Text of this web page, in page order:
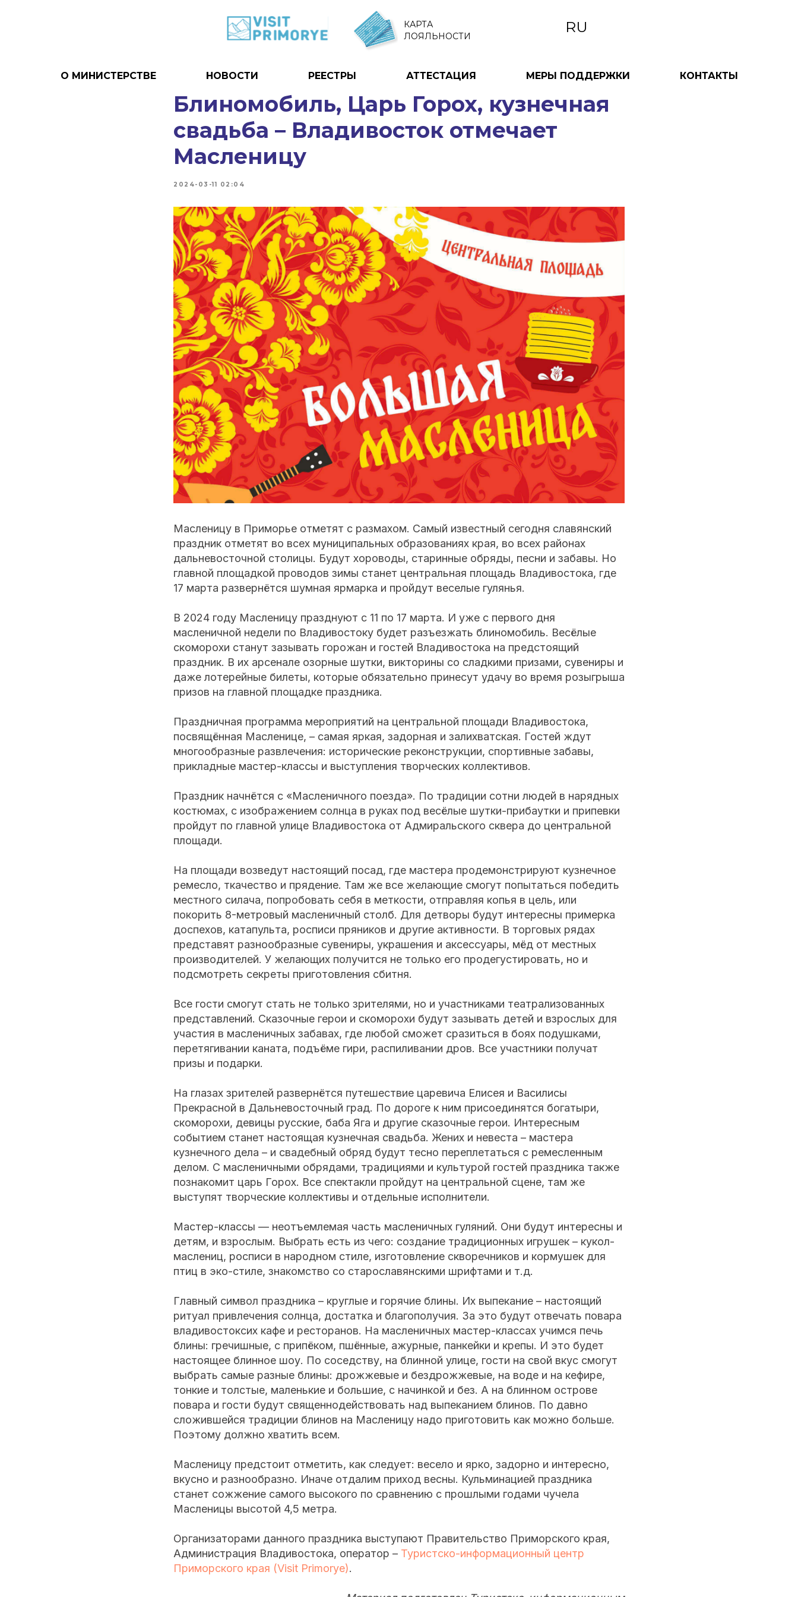
RU
КАРТА
ЛОЯЛЬНОСТИ
О МИНИСТЕРСТВЕ НОВОСТИ РЕЕСТРЫ АТТЕСТАЦИЯ МЕРЫ ПОДДЕРЖКИ КОНТАКТЫ
Блиномобиль, Царь Горох, кузнечная
свадьба – Владивосток отмечает
Масленицу
2024-03-11 02:04
Масленицу в Приморье отметят с размахом. Самый известный сегодня славянский
праздник отметят во всех муниципальных образованиях края, во всех районах
дальневосточной столицы. Будут хороводы, старинные обряды, песни и забавы. Но
главной площадкой проводов зимы станет центральная площадь Владивостока, где
17 марта развернётся шумная ярмарка и пройдут веселые гулянья.
В 2024 году Масленицу празднуют с 11 по 17 марта. И уже с первого дня
масленичной недели по Владивостоку будет разъезжать блиномобиль. Весёлые
скоморохи станут зазывать горожан и гостей Владивостока на предстоящий
праздник. В их арсенале озорные шутки, викторины со сладкими призами, сувениры и
даже лотерейные билеты, которые обязательно принесут удачу во время розыгрыша
призов на главной площадке праздника.
Праздничная программа мероприятий на центральной площади Владивостока,
посвящённая Масленице, – самая яркая, задорная и залихватская. Гостей ждут
многообразные развлечения: исторические реконструкции, спортивные забавы,
прикладные мастер-классы и выступления творческих коллективов.
Праздник начнётся с «Масленичного поезда». По традиции сотни людей в нарядных
костюмах, с изображением солнца в руках под весёлые шутки-прибаутки и припевки
пройдут по главной улице Владивостока от Адмиральского сквера до центральной
площади.
На площади возведут настоящий посад, где мастера продемонстрируют кузнечное
ремесло, ткачество и прядение. Там же все желающие смогут попытаться победить
местного силача, попробовать себя в меткости, отправляя копья в цель, или
покорить 8-метровый масленичный столб. Для детворы будут интересны примерка
доспехов, катапульта, росписи пряников и другие активности. В торговых рядах
представят разнообразные сувениры, украшения и аксессуары, мёд от местных
производителей. У желающих получится не только его продегустировать, но и
подсмотреть секреты приготовления сбитня.
Все гости смогут стать не только зрителями, но и участниками театрализованных
представлений. Сказочные герои и скоморохи будут зазывать детей и взрослых для
участия в масленичных забавах, где любой сможет сразиться в боях подушками,
перетягивании каната, подъёме гири, распиливании дров. Все участники получат
призы и подарки.
На глазах зрителей развернётся путешествие царевича Елисея и Василисы
Прекрасной в Дальневосточный град. По дороге к ним присоединятся богатыри,
скоморохи, девицы русские, баба Яга и другие сказочные герои. Интересным
событием станет настоящая кузнечная свадьба. Жених и невеста – мастера
кузнечного дела – и свадебный обряд будут тесно переплетаться с ремесленным
делом. С масленичными обрядами, традициями и культурой гостей праздника также
познакомит царь Горох. Все спектакли пройдут на центральной сцене, там же
выступят творческие коллективы и отдельные исполнители.
Мастер-классы — неотъемлемая часть масленичных гуляний. Они будут интересны и
детям, и взрослым. Выбрать есть из чего: создание традиционных игрушек – кукол-
маслениц, росписи в народном стиле, изготовление скворечников и кормушек для
птиц в эко-стиле, знакомство со старославянскими шрифтами и т.д.
Главный символ праздника – круглые и горячие блины. Их выпекание – настоящий
ритуал привлечения солнца, достатка и благополучия. За это будут отвечать повара
владивостоксих кафе и ресторанов. На масленичных мастер-классах учимся печь
блины: гречишные, с припёком, пшённые, ажурные, панкейки и крепы. И это будет
настоящее блинное шоу. По соседству, на блинной улице, гости на свой вкус смогут
выбрать самые разные блины: дрожжевые и бездрожжевые, на воде и на кефире,
тонкие и толстые, маленькие и большие, с начинкой и без. А на блинном острове
повара и гости будут священнодействовать над выпеканием блинов. По давно
сложившейся традиции блинов на Масленицу надо приготовить как можно больше.
Поэтому должно хватить всем.
Масленицу предстоит отметить, как следует: весело и ярко, задорно и интересно,
вкусно и разнообразно. Иначе отдалим приход весны. Кульминацией праздника
станет сожжение самого высокого по сравнению с прошлыми годами чучела
Масленицы высотой 4,5 метра.
Организаторами данного праздника выступают Правительство Приморского края,
Администрация Владивостока, оператор – Туристско-информационный центр
Приморского края (Visit Primorye).